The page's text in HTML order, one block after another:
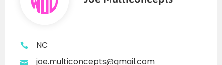
Récompenses
Nombreux lotspour les équipes podium
NC
joe.multiconcepts@gmail.com